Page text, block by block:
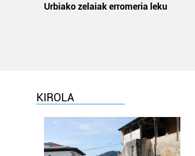
Urbiako zelaiak erromeria leku
KIROLA